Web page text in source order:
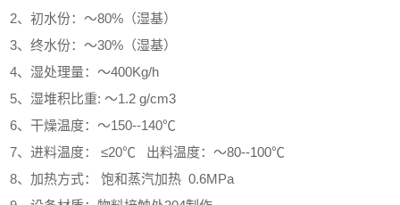
2、初水份：～80%（湿基）
3、终水份：～30%（湿基）
4、湿处理量：～400Kg/h
5、湿堆积比重: ～1.2 g/cm3
6、干燥温度：～150--140℃
7、进料温度： ≤20℃ 出料温度：～80--100℃
8、加热方式： 饱和蒸汽加热 0.6MPa